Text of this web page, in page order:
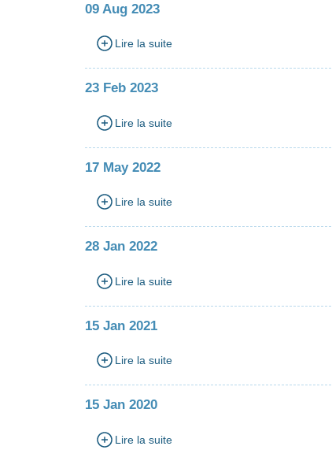
09 Aug 2023
Lire la suite
23 Feb 2023
Lire la suite
17 May 2022
Lire la suite
28 Jan 2022
Lire la suite
15 Jan 2021
Lire la suite
15 Jan 2020
Lire la suite